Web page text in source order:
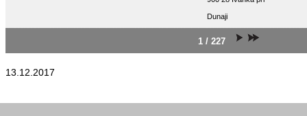
Dunaji
1 / 227
13.12.2017